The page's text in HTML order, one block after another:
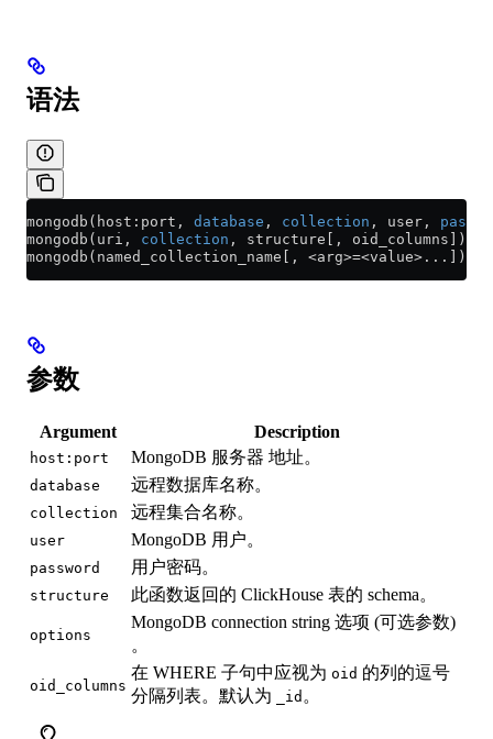
语法
mongodb(host:port, database , collection , user,
mongodb(uri, collection , structure[, oid_columns]);
mongodb(named_collection_name[, <arg>=<value>...]);
参数
Argument Description
host:port MongoDB 服务器 地址。
database 远程数据库名称。
collection 远程集合名称。
user MongoDB 用户。
password 用户密码。
structure 此函数返回的 ClickHouse 表的 schema。
options
MongoDB connection string 选项 (可选参数)
。
oid_columns
在 WHERE 子句中应视为 oid 的列的逗号
分隔列表。默认为
_id 。